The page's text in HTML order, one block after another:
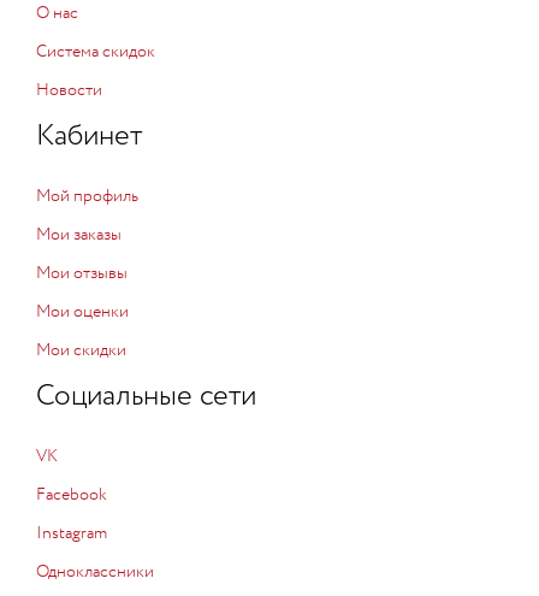
О нас
Система скидок
Новости
Кабинет
Мой профиль
Мои заказы
Мои отзывы
Мои оценки
Мои скидки
Социальные сети
VK
Facebook
Instagram
Одноклассники